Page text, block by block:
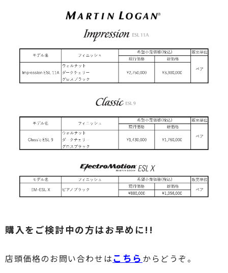
購入をご検討中の方はお早めに!!
店頭価格のお問い合わせはこちら からどうぞ。